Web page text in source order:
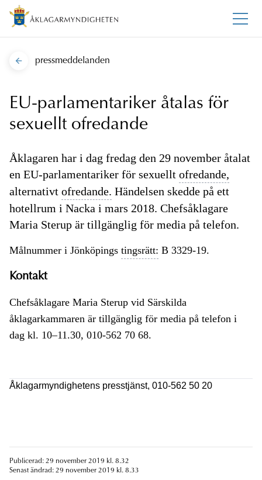
pressmeddelanden
EU-parlamentariker åtalas för
sexuellt ofredande
Åklagaren har i dag fredag den 29 november åtalat
en EU-parlamentariker för sexuellt ofredande,
alternativt ofredande. Händelsen skedde på ett
hotellrum i Nacka i mars 2018. Chefsåklagare
Maria Sterup är tillgänglig för media på telefon.
Målnummer i Jönköpings tingsrätt: B 3329-19.
Kontakt
Chefsåklagare Maria Sterup vid Särskilda
åklagarkammaren är tillgänglig för media på telefon i
dag kl. 10–11.30, 010-562 70 68.
Åklagarmyndighetens presstjänst, 010-562 50 20
Publicerad: 29 november 2019 kl. 8.32
Senast ändrad: 29 november 2019 kl. 8.33